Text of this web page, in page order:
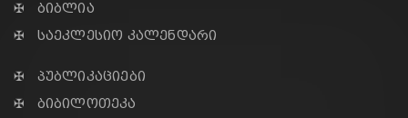
✠ ბიბლია
✠ საეკლესიო კალენდარი
✠ პუბლიკაციები
✠ ბიბილოთეკა